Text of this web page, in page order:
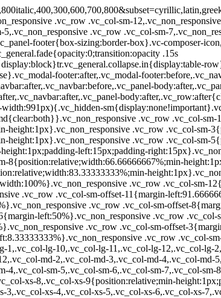
xs-10{width:83.33333333%}.vc_col-xs-9{width:75%}.vc_col-xs-8{width:66.66666667%}.vc_col-xs-7{width:58.33333333%}.vc_col-xs-6{width:50%}.vc_col-xs-5{width:41.66666667%}.vc_col-xs-4{width:33.33333333%}.vc_col-xs-3{width:25%}.vc_col-xs-2{width:16.66666667%}.vc_col-xs-1{width:8.33333333%}.vc_col-xs-pull-12{right:100%}.vc_col-xs-pull-11{right:91.66666667%}.vc_col-xs-pull-10{right:83.33333333%}.vc_col-xs-pull-9{right:75%}.vc_col-xs-pull-8{right:66.66666667%}.vc_col-xs-pull-7{right:58.33333333%}.vc_col-xs-pull-6{right:50%}.vc_col-xs-pull-5{right:41.66666667%}.vc_col-xs-pull-4{right:33.33333333%}.vc_col-xs-pull-3{right:25%}.vc_col-xs-pull-2{right:16.66666667%}.vc_col-xs-pull-1{right:8.33333333%}.vc_col-xs-pull-0{right:auto}.vc_col-xs-push-12{left:100%}.vc_col-xs-push-11{left:91.66666667%}.vc_col-xs-push-10{left:83.33333333%}.vc_col-xs-push-9{left:75%}.vc_col-xs-push-8{left:66.66666667%}.vc_col-xs-push-7{left:58.33333333%}.vc_col-xs-push-6{left:50%}.vc_col-xs-push-5{left:41.66666667%}.vc_col-xs-push-4{left:33.33333333%}.vc_col-xs-push-3{left:25%}.vc_col-xs-push-2{left:16.66666667%}.vc_col-xs-push-1{left:8.33333333%}.vc_col-xs-push-0{left:auto}.vc_col-xs-offset-12{margin-left:100%}.vc_col-xs-offset-11{margin-left:91.66666667%}.vc_col-xs-offset-10{margin-left:83.33333333%}.vc_col-xs-offset-9{margin-left:75%}.vc_col-xs-offset-8{margin-left:66.66666667%}.vc_col-xs-offset-7{margin-left:58.33333333%}.vc_col-xs-offset-6{margin-left:50%}.vc_col-xs-offset-5{margin-left:41.66666667%}.vc_col-xs-offset-4{margin-left:33.33333333%}.vc_col-xs-offset-3{margin-left:25%}.vc_col-xs-offset-2{margin-left:16.66666667%}.vc_col-xs-offset-1{margin-left:8.33333333%}.vc_col-xs-offset-0{margin-left:0}@media (min-width:768px){.vc_col-sm-1,.vc_col-sm-10,.vc_col-sm-11,.vc_col-sm-12,.vc_col-sm-2,.vc_col-sm-3,.vc_col-sm-4,.vc_col-sm-5,.vc_col-sm-6,.vc_col-sm-7,.vc_col-sm-8,.vc_col-sm-9{float:left}.vc_col-sm-12{width:100%}.vc_col-sm-11{width:91.66666667%}.vc_col-sm-10{width:83.33333333%}.vc_col-sm-9{width:75%}.vc_col-sm-8{width:66.66666667%}.vc_col-sm-7{width:58.33333333%}.vc_col-sm-6{width:50%}.vc_col-sm-5{width:41.66666667%}.vc_col-sm-4{width:33.33333333%}.vc_col-sm-3{width:25%}.vc_col-sm-2{width:16.66666667%}.vc_col-sm-1{width:8.33333333%}.vc_col-sm-pull-12{right:100%}.vc_col-sm-pull-11{right:91.66666667%}.vc_col-sm-pull-10{right:83.33333333%}.vc_col-sm-pull-9{right:75%}.vc_col-sm-pull-8{right:66.66666667%}.vc_col-sm-pull-7{right:58.33333333%}.vc_col-sm-pull-6{right:50%}.vc_col-sm-pull-5{right:41.66666667%}.vc_col-sm-pull-4{right:33.33333333%}.vc_col-sm-pull-3{right:25%}.vc_col-sm-pull-2{right:16.66666667%}.vc_col-sm-pull-1{right:8.33333333%}.vc_col-sm-pull-